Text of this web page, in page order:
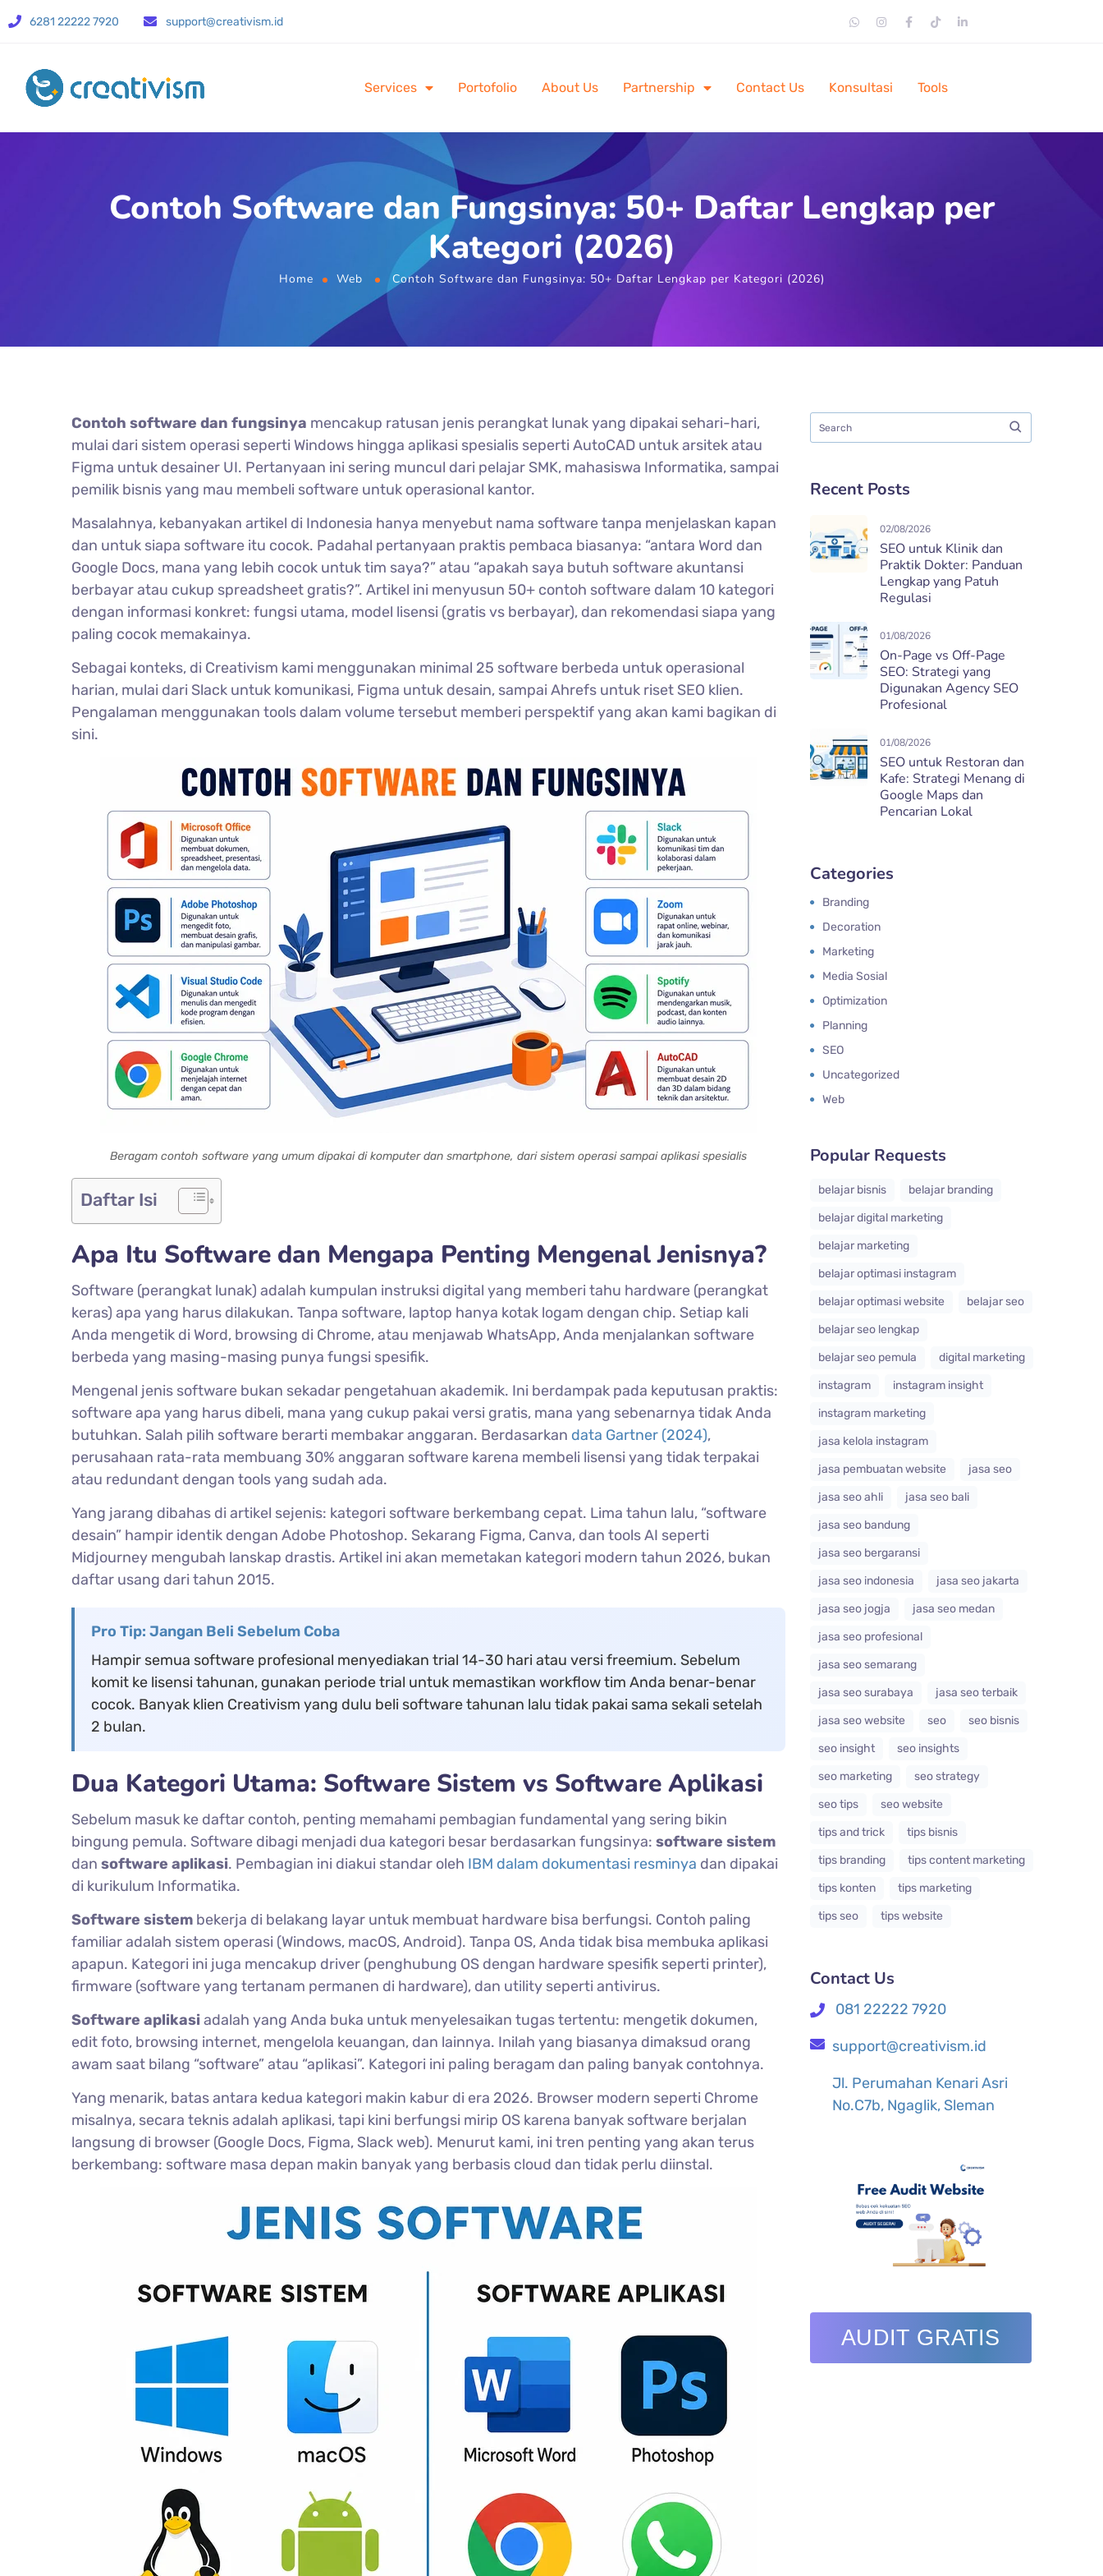
6281 22222 7920 support@creativism.id
Services Portofolio About Us Partnership Contact Us Konsultasi Tools
Contoh Software dan Fungsinya: 50+ Daftar Lengkap per
Kategori (2026)
Home Web Contoh Software dan Fungsinya: 50+ Daftar Lengkap per Kategori (2026)
Contoh software dan fungsinya mencakup ratusan jenis perangkat lunak yang dipakai sehari-hari,
mulai dari sistem operasi seperti Windows hingga aplikasi spesialis seperti AutoCAD untuk arsitek atau
Figma untuk desainer UI. Pertanyaan ini sering muncul dari pelajar SMK, mahasiswa Informatika, sampai
pemilik bisnis yang mau membeli software untuk operasional kantor.
Masalahnya, kebanyakan artikel di Indonesia hanya menyebut nama software tanpa menjelaskan kapan
dan untuk siapa software itu cocok. Padahal pertanyaan praktis pembaca biasanya: “antara Word dan
Google Docs, mana yang lebih cocok untuk tim saya?” atau “apakah saya butuh software akuntansi
berbayar atau cukup spreadsheet gratis?”. Artikel ini menyusun 50+ contoh software dalam 10 kategori
dengan informasi konkret: fungsi utama, model lisensi (gratis vs berbayar), dan rekomendasi siapa yang
paling cocok memakainya.
Sebagai konteks, di Creativism kami menggunakan minimal 25 software berbeda untuk operasional
harian, mulai dari Slack untuk komunikasi, Figma untuk desain, sampai Ahrefs untuk riset SEO klien.
Pengalaman menggunakan tools dalam volume tersebut memberi perspektif yang akan kami bagikan di
sini.
Beragam contoh software yang umum dipakai di komputer dan smartphone, dari sistem operasi sampai aplikasi spesialis
Daftar Isi
Apa Itu Software dan Mengapa Penting Mengenal Jenisnya?
Software (perangkat lunak) adalah kumpulan instruksi digital yang memberi tahu hardware (perangkat
keras) apa yang harus dilakukan. Tanpa software, laptop hanya kotak logam dengan chip. Setiap kali
Anda mengetik di Word, browsing di Chrome, atau menjawab WhatsApp, Anda menjalankan software
berbeda yang masing-masing punya fungsi spesifik.
Mengenal jenis software bukan sekadar pengetahuan akademik. Ini berdampak pada keputusan praktis:
software apa yang harus dibeli, mana yang cukup pakai versi gratis, mana yang sebenarnya tidak Anda
butuhkan. Salah pilih software berarti membakar anggaran. Berdasarkan data Gartner (2024),
perusahaan rata-rata membuang 30% anggaran software karena membeli lisensi yang tidak terpakai
atau redundant dengan tools yang sudah ada.
Yang jarang dibahas di artikel sejenis: kategori software berkembang cepat. Lima tahun lalu, “software
desain” hampir identik dengan Adobe Photoshop. Sekarang Figma, Canva, dan tools AI seperti
Midjourney mengubah lanskap drastis. Artikel ini akan memetakan kategori modern tahun 2026, bukan
daftar usang dari tahun 2015.
Pro Tip: Jangan Beli Sebelum Coba
Hampir semua software profesional menyediakan trial 14-30 hari atau versi freemium. Sebelum
komit ke lisensi tahunan, gunakan periode trial untuk memastikan workflow tim Anda benar-benar
cocok. Banyak klien Creativism yang dulu beli software tahunan lalu tidak pakai sama sekali setelah
2 bulan.
Dua Kategori Utama: Software Sistem vs Software Aplikasi
Sebelum masuk ke daftar contoh, penting memahami pembagian fundamental yang sering bikin
bingung pemula. Software dibagi menjadi dua kategori besar berdasarkan fungsinya: software sistem
dan software aplikasi. Pembagian ini diakui standar oleh IBM dalam dokumentasi resminya dan dipakai
di kurikulum Informatika.
Software sistem bekerja di belakang layar untuk membuat hardware bisa berfungsi. Contoh paling
familiar adalah sistem operasi (Windows, macOS, Android). Tanpa OS, Anda tidak bisa membuka aplikasi
apapun. Kategori ini juga mencakup driver (penghubung OS dengan hardware spesifik seperti printer),
firmware (software yang tertanam permanen di hardware), dan utility seperti antivirus.
Software aplikasi adalah yang Anda buka untuk menyelesaikan tugas tertentu: mengetik dokumen,
edit foto, browsing internet, mengelola keuangan, dan lainnya. Inilah yang biasanya dimaksud orang
awam saat bilang “software” atau “aplikasi”. Kategori ini paling beragam dan paling banyak contohnya.
Yang menarik, batas antara kedua kategori makin kabur di era 2026. Browser modern seperti Chrome
misalnya, secara teknis adalah aplikasi, tapi kini berfungsi mirip OS karena banyak software berjalan
langsung di browser (Google Docs, Figma, Slack web). Menurut kami, ini tren penting yang akan terus
berkembang: software masa depan makin banyak yang berbasis cloud dan tidak perlu diinstal.
Recent Posts
02/08/2026
SEO untuk Klinik dan
Praktik Dokter: Panduan
Lengkap yang Patuh
Regulasi
01/08/2026
On-Page vs Off-Page
SEO: Strategi yang
Digunakan Agency SEO
Profesional
01/08/2026
SEO untuk Restoran dan
Kafe: Strategi Menang di
Google Maps dan
Pencarian Lokal
Categories
Branding
Decoration
Marketing
Media Sosial
Optimization
Planning
SEO
Uncategorized
Web
Popular Requests
belajar bisnis
belajar branding
belajar digital marketing
belajar marketing
belajar optimasi instagram
belajar optimasi website
belajar seo
belajar seo lengkap
belajar seo pemula
digital marketing
instagram
instagram insight
instagram marketing
jasa kelola instagram
jasa pembuatan website
jasa seo
jasa seo ahli
jasa seo bali
jasa seo bandung
jasa seo bergaransi
jasa seo indonesia
jasa seo jakarta
jasa seo jogja
jasa seo medan
jasa seo profesional
jasa seo semarang
jasa seo surabaya
jasa seo terbaik
jasa seo website
seo
seo bisnis
seo insight
seo insights
seo marketing
seo strategy
seo tips
seo website
tips and trick
tips bisnis
tips branding
tips content marketing
tips konten
tips marketing
tips seo
tips website
Contact Us
081 22222 7920
support@creativism.id
Jl. Perumahan Kenari Asri
No.C7b, Ngaglik, Sleman
AUDIT GRATIS